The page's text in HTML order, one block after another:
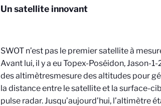
Un satellite innovant
SWOT n’est pas le premier satellite à
Avant lui, il y a eu Topex-Poséidon, Jason-
des altimètresmesure des altitudes pour
la distance entre le satellite et la surface-
pulse radar. Jusqu’aujourd’hui, l’altimètre